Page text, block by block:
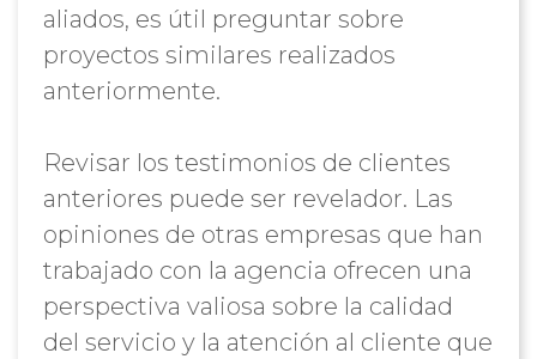
aliados, es útil preguntar sobre
proyectos similares realizados
anteriormente.
Revisar los testimonios de clientes
anteriores puede ser revelador. Las
opiniones de otras empresas que han
trabajado con la agencia ofrecen una
perspectiva valiosa sobre la calidad
del servicio y la atención al cliente que